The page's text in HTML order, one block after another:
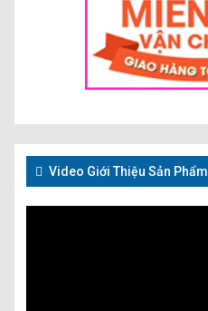
Video Giới Thiệu Sản Phẩm